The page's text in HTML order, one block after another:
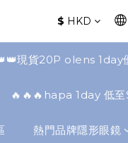
$ HKD
現貨20P olens 1day
🔥🔥🔥hapa 1day 低
熱門品牌隱形眼鏡